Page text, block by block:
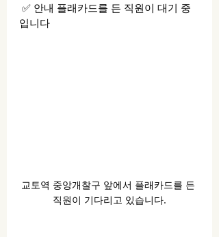
입니다
교토역 중앙개찰구 앞에서 플래카드를 든
직원이 기다리고 있습니다.